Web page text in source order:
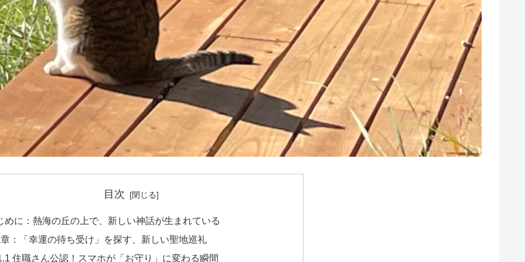
目次
めに：熱海の丘の上で、新しい神話が生まれている
：「幸運の待ち受け」を探す、新しい聖地巡礼
住職さん公認！スマホが「お守り」に変わる瞬間